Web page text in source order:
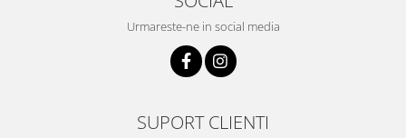
Urmareste-ne in social media
SUPORT CLIENTI